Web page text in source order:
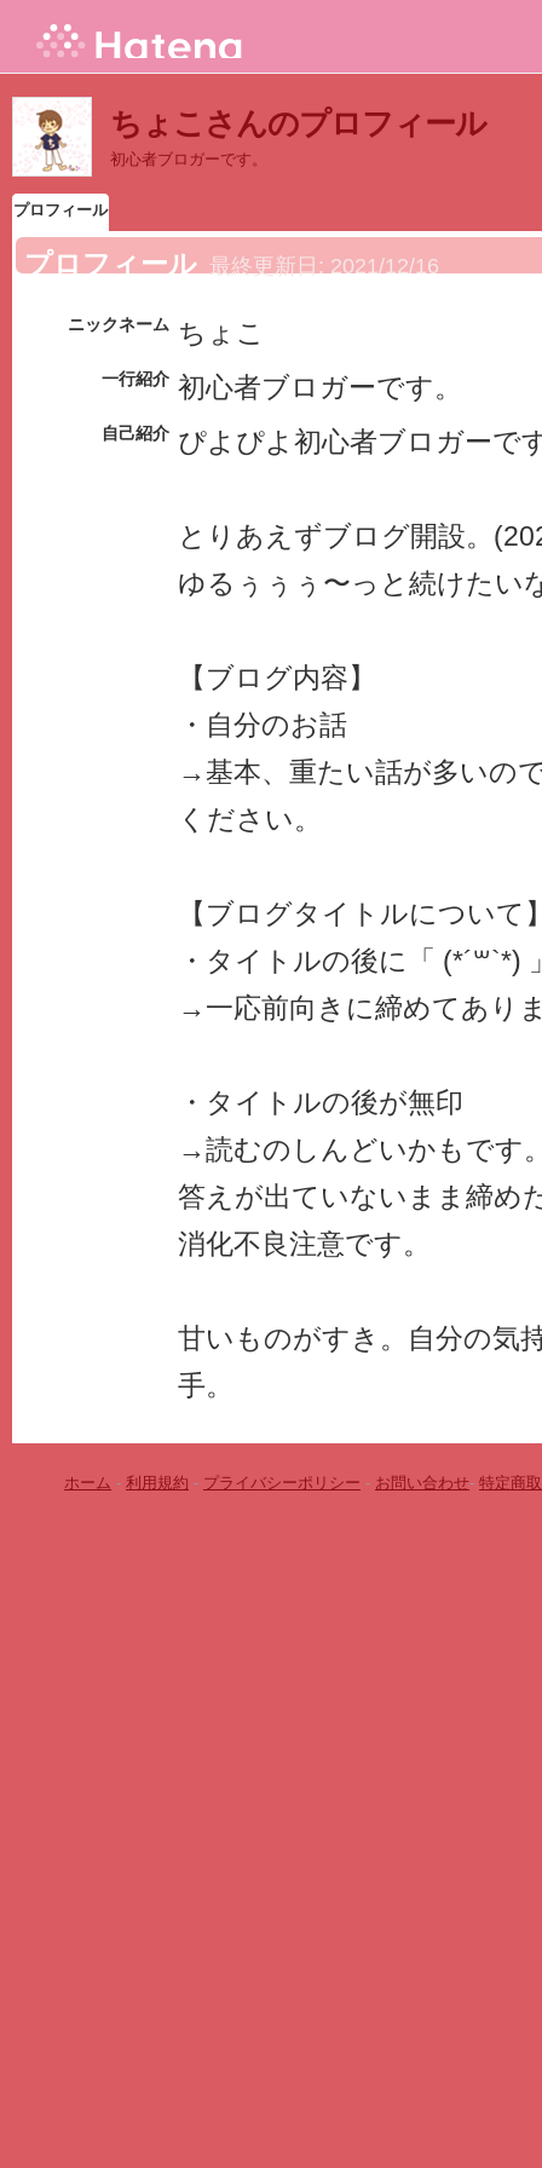
ちょこさんのプロフィール
初心者ブロガーです。
プロフィール
プロフィール 最終更新日: 2021/12/16
ニックネーム ちょこ
一行紹介 初心者ブロガーです。
自己紹介 ぴよぴよ初心者ブロガーで
とりあえずブログ開設。
ゆるぅぅぅ〜っと続けたい
【ブログ内容】
・自分のお話
→基本、重たい話が多いの
ください。
【ブログタイトルについて
・タイトルの後に「 (*´꒳`*)
→一応前向きに締めてあり
・タイトルの後が無印
→読むのしんどいかもです
答えが出ていないまま締め
消化不良注意です。
甘いものがすき。自分の気
手。
ホーム - 利用規約 - プライバシーポリシー - お問い合わせ- 特定商